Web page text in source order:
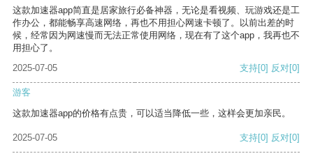
这款加速器app简直是居家旅行必备神器，无论是看视频、玩游戏还是工
作办公，都能畅享高速网络，再也不用担心网速卡顿了。以前出差的时
候，经常因为网速慢而无法正常使用网络，现在有了这个app，我再也不
用担心了。
2025-07-05
支持[0] 反对[0]
游客
这款加速器app的价格有点贵，可以适当降低一些，这样会更加亲民。
2025-07-05 支持[0] 反对[0]